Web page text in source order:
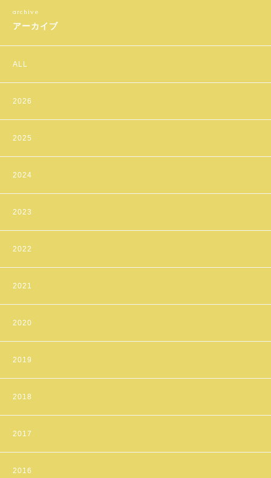
アーカイブ
ALL
2026
2025
2024
2023
2022
2021
2020
2019
2018
2017
2016